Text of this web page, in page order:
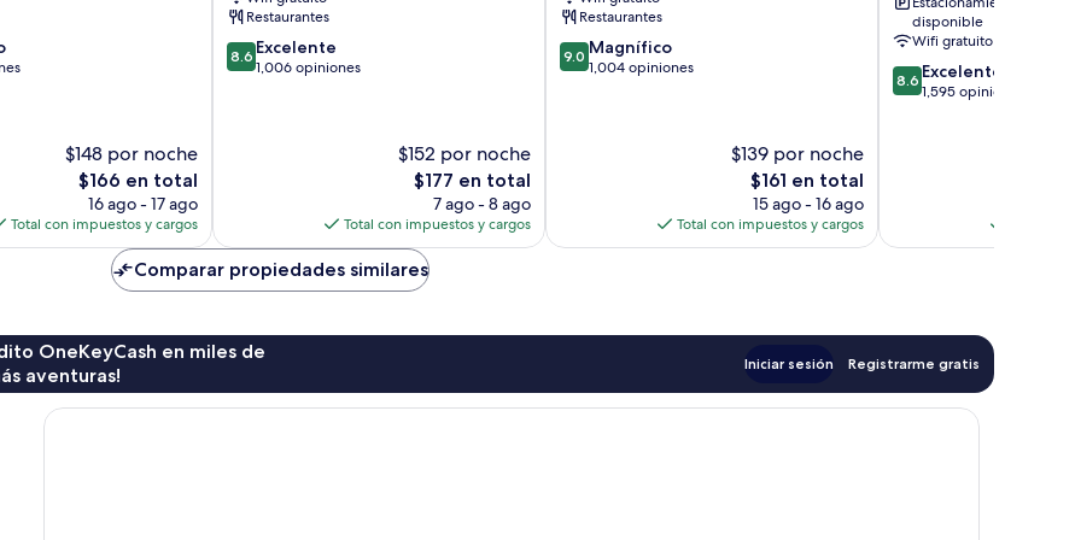
$148 por noche
El
precio
actual
es
$166 en total
16 ago - 17 ago
Total con impuestos y cargos
Restaurantes
8.6
de
8.6 Excelente
1,006 opiniones
$152 por noche
El
precio
actual
es
de
$177
$177 en total
7 ago - 8 ago
Total con impuestos y cargos
de
Washington
D.C.
Restaurantes
9.0
de
9.0 Magnífico
1,004 opiniones
$139 por noche
El
precio
actual
es
$161 en total
15 ago - 16 ago
Total con impuestos y cargos
Circle
Noroeste
disponible
Wifi gratuito
8.6
de
8.6 Excelente
1,595 opiniones
Comparar propiedades similares
OneKeyCash en miles de
aventuras!
Iniciar sesión Registrarme gratis